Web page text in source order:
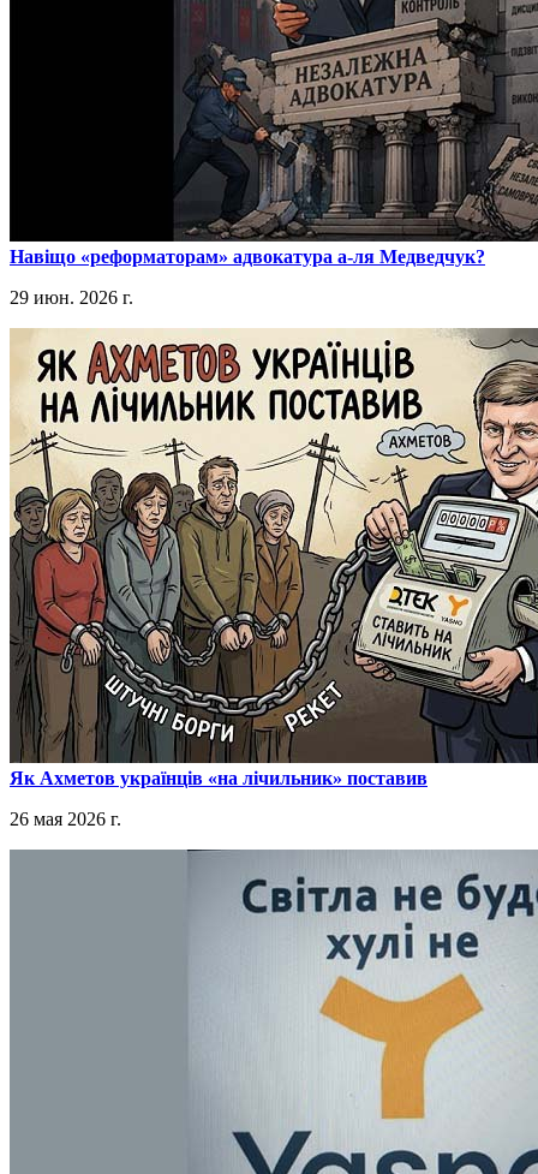
​Навіщо «реформаторам» адвокатура а-ля Медведчук?
29 июн. 2026 г.
​Як Ахметов українців «на лічильник» поставив
26 мая 2026 г.